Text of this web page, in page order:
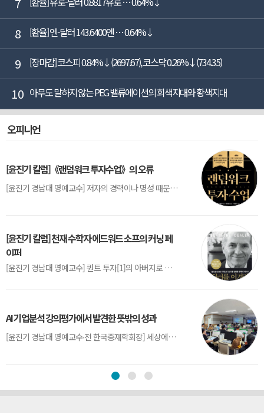
7
8 [환율] 엔-달러 143.6400엔 … 0.64%↓
9 [장마감] 코스피 0.84%↓(2697.67), 코스닥 0.26%↓(734.35)
10 아무도 말하지 않는 PEG 밸류에이션의 회색지대와 황색지대
오피니언
[윤진기 칼럼]《랜덤워크 투자수업》의 오류
[윤진기 경남대 명예교수] 저자의 경력이나 명성 때문인지 2020년에 번역 출판된 《랜덤워크 투자수업》(A Random Walk Down Wall Street) 12판은 표지부터가 거창하다. ‘45년간 12번 개정하며 철저히 검증한 투자서’, ‘전문가 부럽지 않은 투자 감각을 길러주는 위대한 투자지침서’ 라는 은빛 광고문구로 독자를 유혹한다.[1] 출판 50주...
[윤진기 칼럼] 천재 수학자 에드워드 소프의 커닝 페
이퍼
[윤진기 경남대 명예교수] 퀀트 투자[1]의 아버지로 불리는 에드워드 소프(Edward O. Thorp)는 수학계에서 천재로 알려진 인물이다. 그는 수학자이지만, 투자 업계에도 여러 가지 흥미로운 일화를 남겼다.수학을 이용하여 카지노를 이길 수 있는지가 궁금했던 그는 동료 교수가 소개해 준 블랙잭(Blackjack) 전략의 핵심을 손바닥 크기의 종이에 요...
AI 기업분석 강의평가에서 발견한 뜻밖의 성과
[윤진기 경남대 명예교수∙전 한국중재학회장] 세상에는 우연처럼 보이지만 인류의 진보를 이끌어낸 사건들이 있다. 영국의 알렉산더 플레밍(Alexander Fleming)이 곰팡이 핀 페트리 접시(Petri dish)를 버리지 않고[1] 관찰해 페니실린을 발견한 것은 그 대표적 사례다. 무심히 지나쳤다면 결코 없었을 혁신이었다.지난 7월 5일, 필자가 개발한 기업...